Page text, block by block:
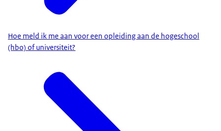
Hoe meld ik me aan voor een opleiding aan de hogeschool
(hbo) of universiteit?